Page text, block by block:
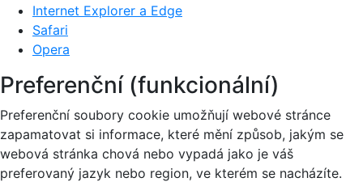
Internet Explorer a Edge
Safari
Opera
Preferenční (funkcionální)
Preferenční soubory cookie umožňují webové stránce
zapamatovat si informace, které mění způsob, jakým se
webová stránka chová nebo vypadá jako je váš
preferovaný jazyk nebo region, ve kterém se nacházíte.